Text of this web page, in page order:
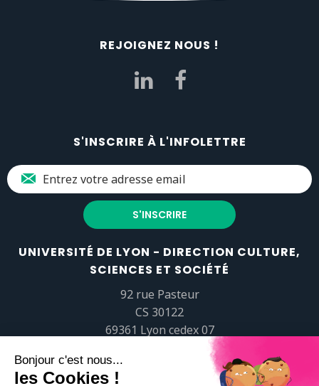
REJOIGNEZ NOUS !
S'INSCRIRE À L'INFOLETTRE
UNIVERSITÉ DE LYON - DIRECTION CULTURE,
SCIENCES ET SOCIÉTÉ
92 rue Pasteur
CS 30122
69361 Lyon cedex 07
popsciences@universite-lyon.fr
Tél.+33 (0)4 37 37 82 01